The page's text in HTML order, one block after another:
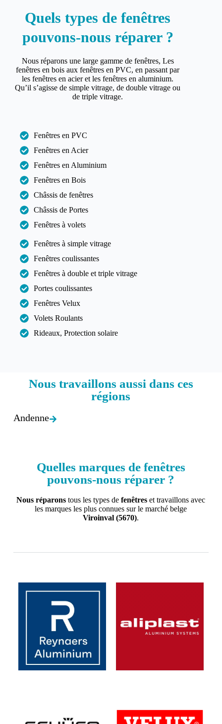
Quels types de fenêtres
pouvons-nous réparer ?
Nous réparons une large gamme de fenêtres, Les
fenêtres en bois aux fenêtres en PVC, en passant par
les fenêtres en acier et les fenêtres en aluminium.
Qu’il s’agisse de simple vitrage, de double vitrage ou
de triple vitrage.
Fenêtres en PVC
Fenêtres en Acier
Fenêtres en Aluminium
Fenêtres en Bois
Châssis de fenêtres
Châssis de Portes
Fenêtres à volets
Fenêtres à simple vitrage
Fenêtres coulissantes
Fenêtres à double et triple vitrage
Portes coulissantes
Fenêtres Velux
Volets Roulants
Rideaux, Protection solaire
Nous travaillons aussi dans ces
régions​
Andenne
Quelles marques de fenêtres
pouvons-nous réparer ?
Nous réparons tous les types defenêtres et travaillons avec
les marques les plus connues sur le marché belge
Viroinval (5670).